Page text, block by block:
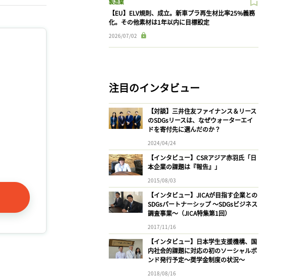
製造業
【EU】ELV規則、成立。新車プラ再生材比率25%義務
化。その他素材は1年以内に目標設定
2026/07/02
注目のインタビュー
【対談】三井住友ファイナンス＆リース
のSDGsリースは、なぜウォーターエイ
ドを寄付先に選んだのか？
2024/04/24
【インタビュー】CSRアジア赤羽氏「日
本企業の課題は『報告』」
2015/08/03
【インタビュー】JICAが目指す企業との
SDGsパートナーシップ 〜SDGsビジネス
調査事業〜（JICA特集第1回）
2017/11/16
【インタビュー】日本学生支援機構、国
内社会的課題に対応の初のソーシャルボ
ンド発行予定〜奨学金制度の状況〜
2018/08/16
会員登録